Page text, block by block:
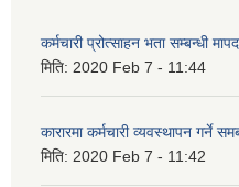
कर्मचारी प्रोत्साहन भता सम्बन्धी
मिति: 2020 Feb 7 - 11:44
कारारमा कर्मचारी व्यवस्थापन गर्ने
मिति: 2020 Feb 7 - 11:42